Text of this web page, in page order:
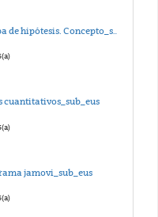
cuantitativos_sub_eus
jamovi_sub_eus